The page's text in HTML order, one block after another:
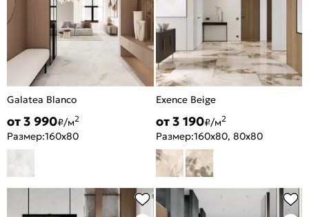
Galatea Blanco
от 3 990₽/м2
Размер:160x80
Exence Beige
от 3 190₽/м2
Размер:160x80, 80x80